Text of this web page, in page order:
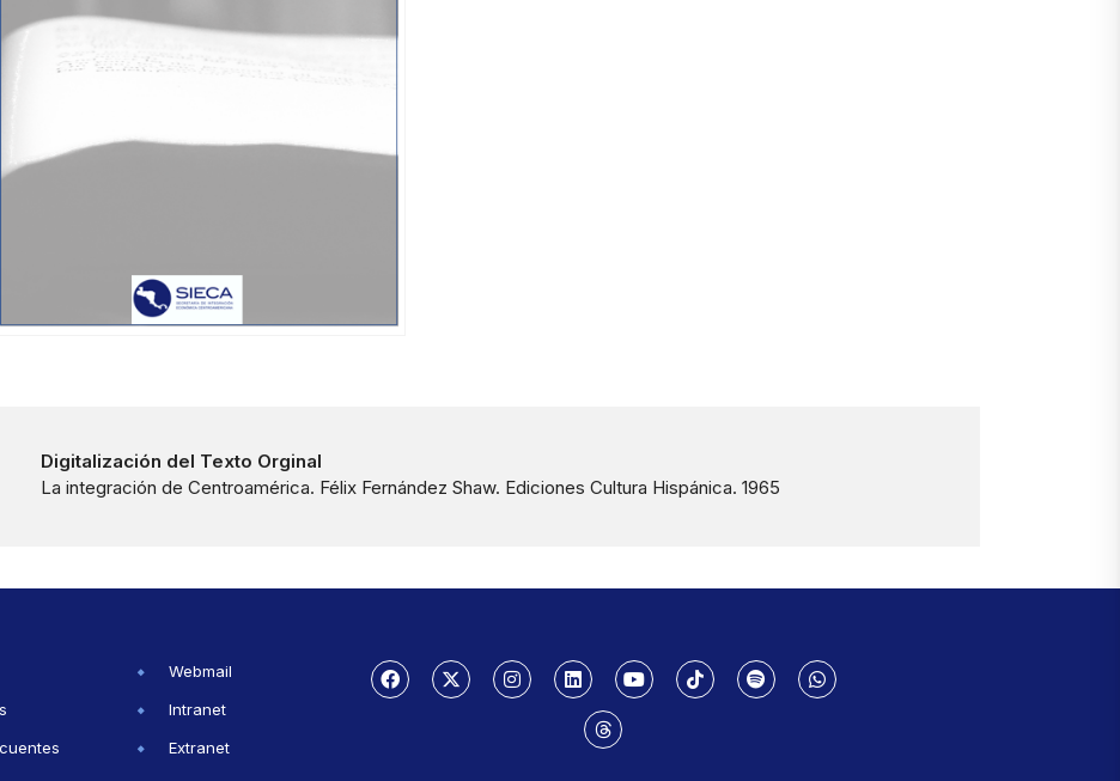
Digitalización del Texto Orginal
La integración de Centroamérica. Félix Fernández Shaw. Ediciones Cultura Hispánica. 1965
Webmail
Intranet
Extranet